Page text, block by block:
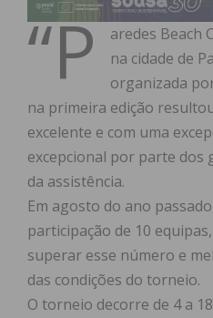
“P
aredes Beach
na cidade de
organizada
na primeira edição
excelente e com uma
excepcional por parte dos
da assistência.
Em agosto do ano
participação de 10
superar esse número e
das condições do torneio.
O torneio decorre de 4 a